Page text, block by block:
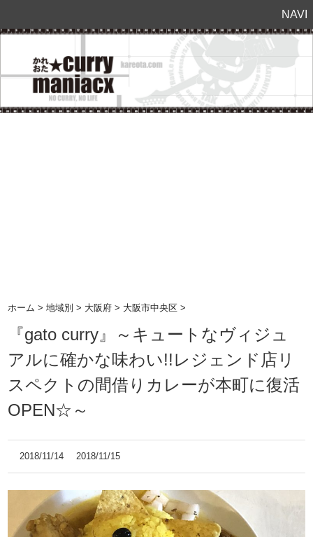
NAVI
ホーム >地域別 > 大阪府 > 大阪市中央区 >
『gato curry』～キュートなヴィジュ
アルに確かな味わい!!レジェンド店リ
スペクトの間借りカレーが本町に復活
OPEN☆～
2018/11/14 2018/11/15